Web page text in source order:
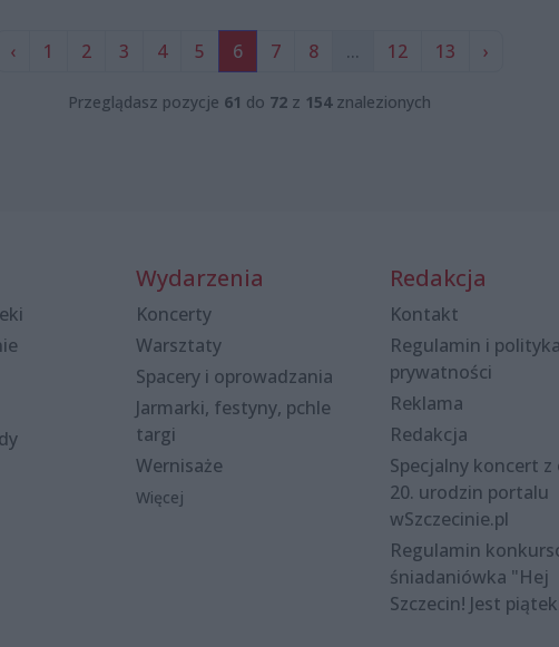
‹ 1 2 3 4 5 6 7 8 ... 12 13 ›
Przeglądasz pozycje 61 do 72 z 154znalezionych
Wydarzenia
Koncerty
Warsztaty
Spacery i oprowadzania
Jarmarki, festyny, pchle
targi
Wernisaże
Więcej
Redakcja
Kontakt
Regulamin i polityka
prywatności
Reklama
Redakcja
Specjalny koncert z
20. urodzin portalu
wSzczecinie.pl
Regulamin
śniadaniówka "Hej
Szczecin! Jest